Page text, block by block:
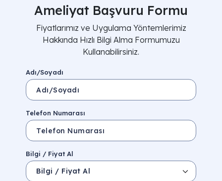
Ameliyat Başvuru Formu
Fiyatlarımız ve Uygulama Yöntemlerimiz
Hakkında Hızlı Bilgi Alma Formumuzu
Kullanabilirsiniz.
Adı/Soyadı
Telefon Numarası
Bilgi / Fiyat Al